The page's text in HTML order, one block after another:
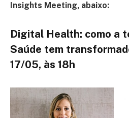
Insights Meeting, abaixo:
Digital Health: como a
Saúde tem
17/05, às 18h